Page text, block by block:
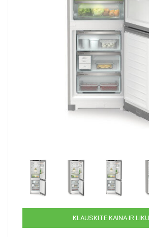
KLAUSKITE KAINA IR